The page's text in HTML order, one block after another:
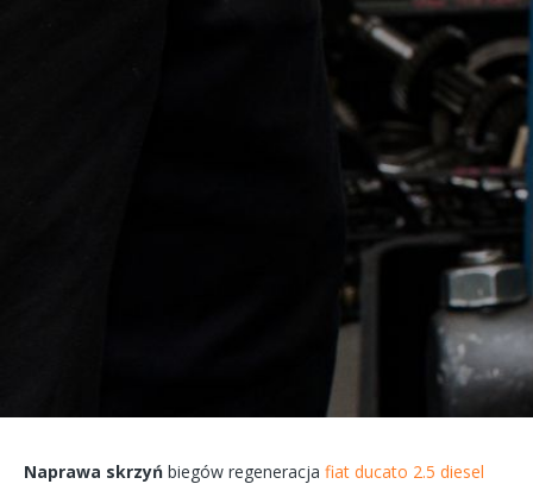
Naprawa skrzyń biegów regeneracja fiat ducato 2.5 diesel